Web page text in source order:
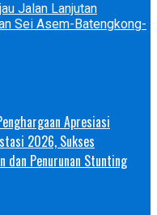
Jalan Lanjutan
Sei Asem-Batengkong-
Apresiasi
2026, Sukses
dan Penurunan Stunting